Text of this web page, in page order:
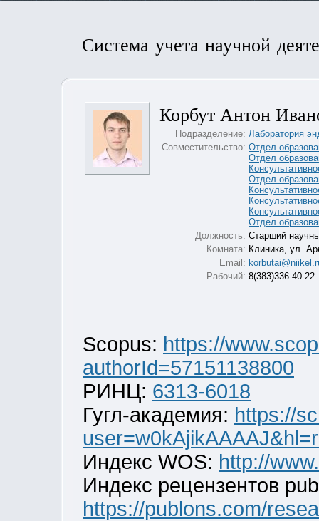
Система учета научной
Корбут Антон
Подразделение: Лаборатория
Совместительство: Отдел
Отдел
Отдел
Отдел
Должность: Старший
Комната: Клиника, ул.
Email:
Рабочий: 8(383)336-40-22
Scopus: https://
authorId=57151138800
РИНЦ: 6313-6018
Гугл-академия: https://
Индекс WOS: http://
Индекс рецензентов
https://publons.com/